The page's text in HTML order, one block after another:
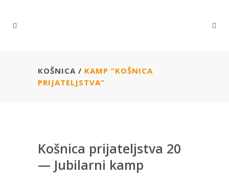
КОŠNICA / KAMP “KOŠNICA
PRIJATELJSTVA”
Košnica prijateljstva 20
— Jubilarni kamp